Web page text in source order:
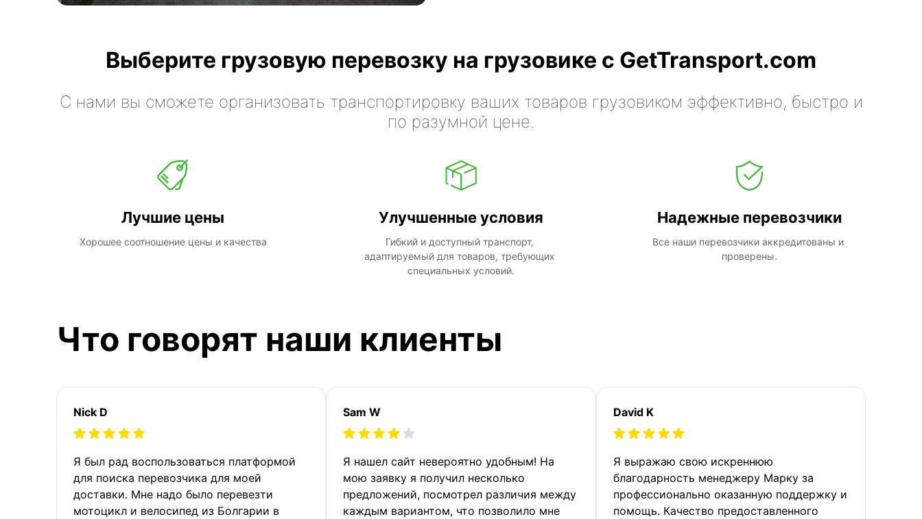
Выберите грузовую перевозку на грузовике с GetTransport.com
С нами вы сможете организовать транспортировку ваших товаров грузовиком эффективно, быстро и
по разумной цене.
Лучшие цены
Хорошее соотношение цены и качества
Улучшенные условия
Гибкий и доступный транспорт,
адаптируемый для товаров, требующих
специальных условий.
Надежные перевозчики
Все наши перевозчики аккредитованы и
проверены.
Что говорят наши клиенты
Nick D
Я был рад воспользоваться платформой
для поиска перевозчика для моей
доставки. Мне надо было перевезти
мотоцикл и велосипед из Болгарии в
Sam W
Я нашел сайт невероятно удобным! На
мою заявку я получил несколько
предложений, посмотрел различия между
каждым вариантом, что позволило мне
David K
Я выражаю свою искреннюю
благодарность менеджеру Марку за
профессионально оказанную поддержку и
помощь. Качество предоставленного